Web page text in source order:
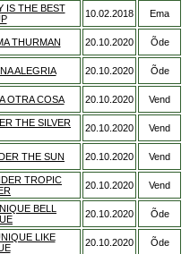
IS THE BEST
10.02.2018 Ema
THURMAN 20.10.2020 Õde
ALEGRIA 20.10.2020 Õde
OTRA COSA 20.10.2020 Vend
THE SILVER
20.10.2020 Vend
THE SUN 20.10.2020 Vend
TROPIC
20.10.2020 Vend
BELL
20.10.2020 Õde
LIKE
20.10.2020 Õde